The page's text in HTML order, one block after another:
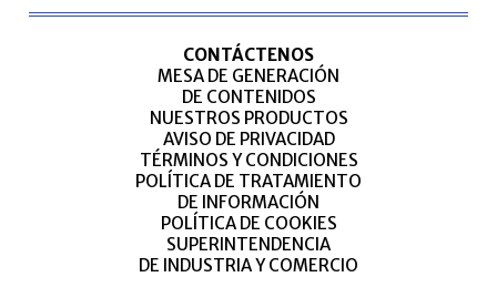
CONTÁCTENOS
MESA DE GENERACIÓN
DE CONTENIDOS
NUESTROS PRODUCTOS
AVISO DE PRIVACIDAD
TÉRMINOS Y CONDICIONES
POLÍTICA DE TRATAMIENTO
DE INFORMACIÓN
POLÍTICA DE COOKIES
SUPERINTENDENCIA
DE INDUSTRIA Y COMERCIO